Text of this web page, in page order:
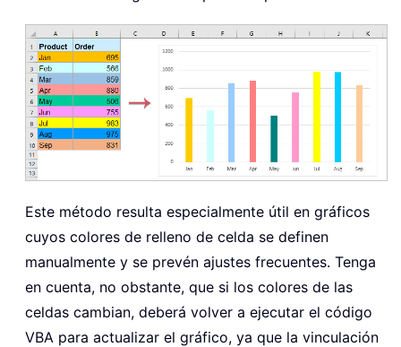
Este método resulta especialmente útil en gráficos
cuyos colores de relleno de celda se definen
manualmente y se prevén ajustes frecuentes. Tenga
en cuenta, no obstante, que si los colores de las
celdas cambian, deberá volver a ejecutar el código
VBA para actualizar el gráfico, ya que la vinculación